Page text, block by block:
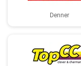
Denner